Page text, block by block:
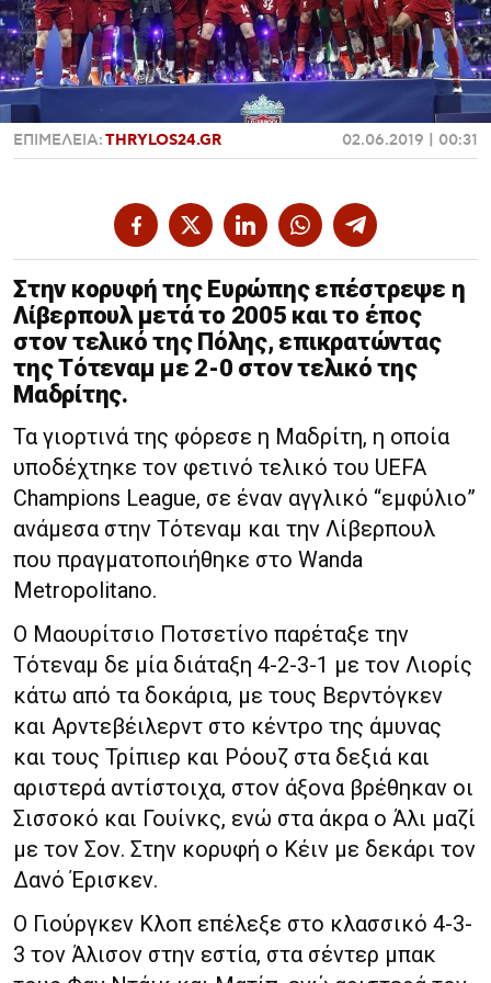
ΕΠΙΜΕΛΕΙΑ:THRYLOS24.GR 02.06.2019 | 00:31
Στην κορυφή της Ευρώπης επέστρεψε η
Λίβερπουλ μετά το 2005 και το έπος
στον τελικό της Πόλης, επικρατώντας
της Τότεναμ με 2-0 στον τελικό της
Μαδρίτης.
Τα γιορτινά της φόρεσε η Μαδρίτη, η οποία
υποδέχτηκε τον φετινό τελικό του UEFA
Champions League, σε έναν αγγλικό “εμφύλιο”
ανάμεσα στην Τότεναμ και την Λίβερπουλ
που πραγματοποιήθηκε στο Wanda
Metropolitano.
Ο Μαουρίτσιο Ποτσετίνο παρέταξε την
Τότεναμ δε μία διάταξη 4-2-3-1 με τον Λιορίς
κάτω από τα δοκάρια, με τους Βερντόγκεν
και Αρντεβέιλερντ στο κέντρο της άμυνας
και τους Τρίπιερ και Ρόουζ στα δεξιά και
αριστερά αντίστοιχα, στον άξονα βρέθηκαν οι
Σισσοκό και Γουίνκς, ενώ στα άκρα ο Άλι μαζί
με τον Σον. Στην κορυφή ο Κέιν με δεκάρι τον
Δανό Έρισκεν.
Ο Γιούργκεν Κλοπ επέλεξε στο κλασσικό 4-3-
3 τον Άλισον στην εστία, στα σέντερ μπακ
Χαντμπολ